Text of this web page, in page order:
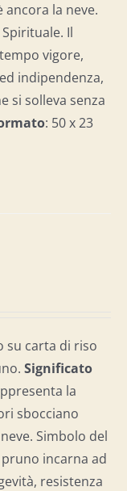
ancora la neve.
Il
vigore,
indipendenza,
si solleva senza
: 50 x 23
su carta di riso
Significato
la
sbocciano
Simbolo del
incarna ad
resistenza